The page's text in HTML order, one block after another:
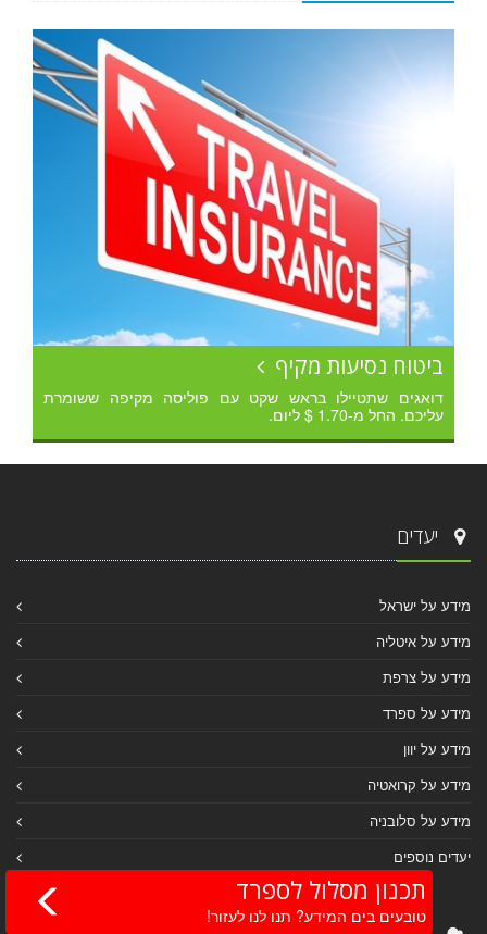
ביטוח נסיעות מקיף
דואגים שתטיילו בראש שקט עם פוליסה מקיפה ששומרת
עליכם. החל מ-1.70 $ ליום.
יעדים
מידע על ישראל
מידע על איטליה
מידע על צרפת
מידע על ספרד
מידע על יוון
מידע על קרואטיה
מידע על סלובניה
יעדים נוספים
תכנון מסלול לספרד
טובעים בים המידע? תנו לנו לעזור!